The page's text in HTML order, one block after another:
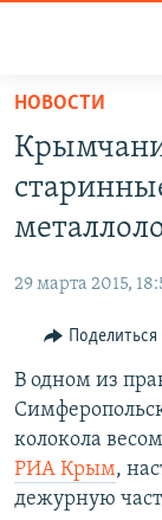
Вернуться
основному
содержанию
Вернутся
главной
навигации
Вернутся
поиску
СПЕЦПРОЕКТЫ
11 ЛЕТ
ВОДА
ЕЩЕ
ИНТЕРАКТИВ
ИНФОГРАФИКА
ТЕЛЕПРОЕКТ
СОВЕТЫ
ПРОПАВШИЕ БЕЗ
РАДІО СВОБОДА
КАК ОБОЙТИ
Українською
Qırımtatar
НОВОСТИ
29 марта 2015,
Поделиться
В одном из
колокола
РИА Крым,
дежурную